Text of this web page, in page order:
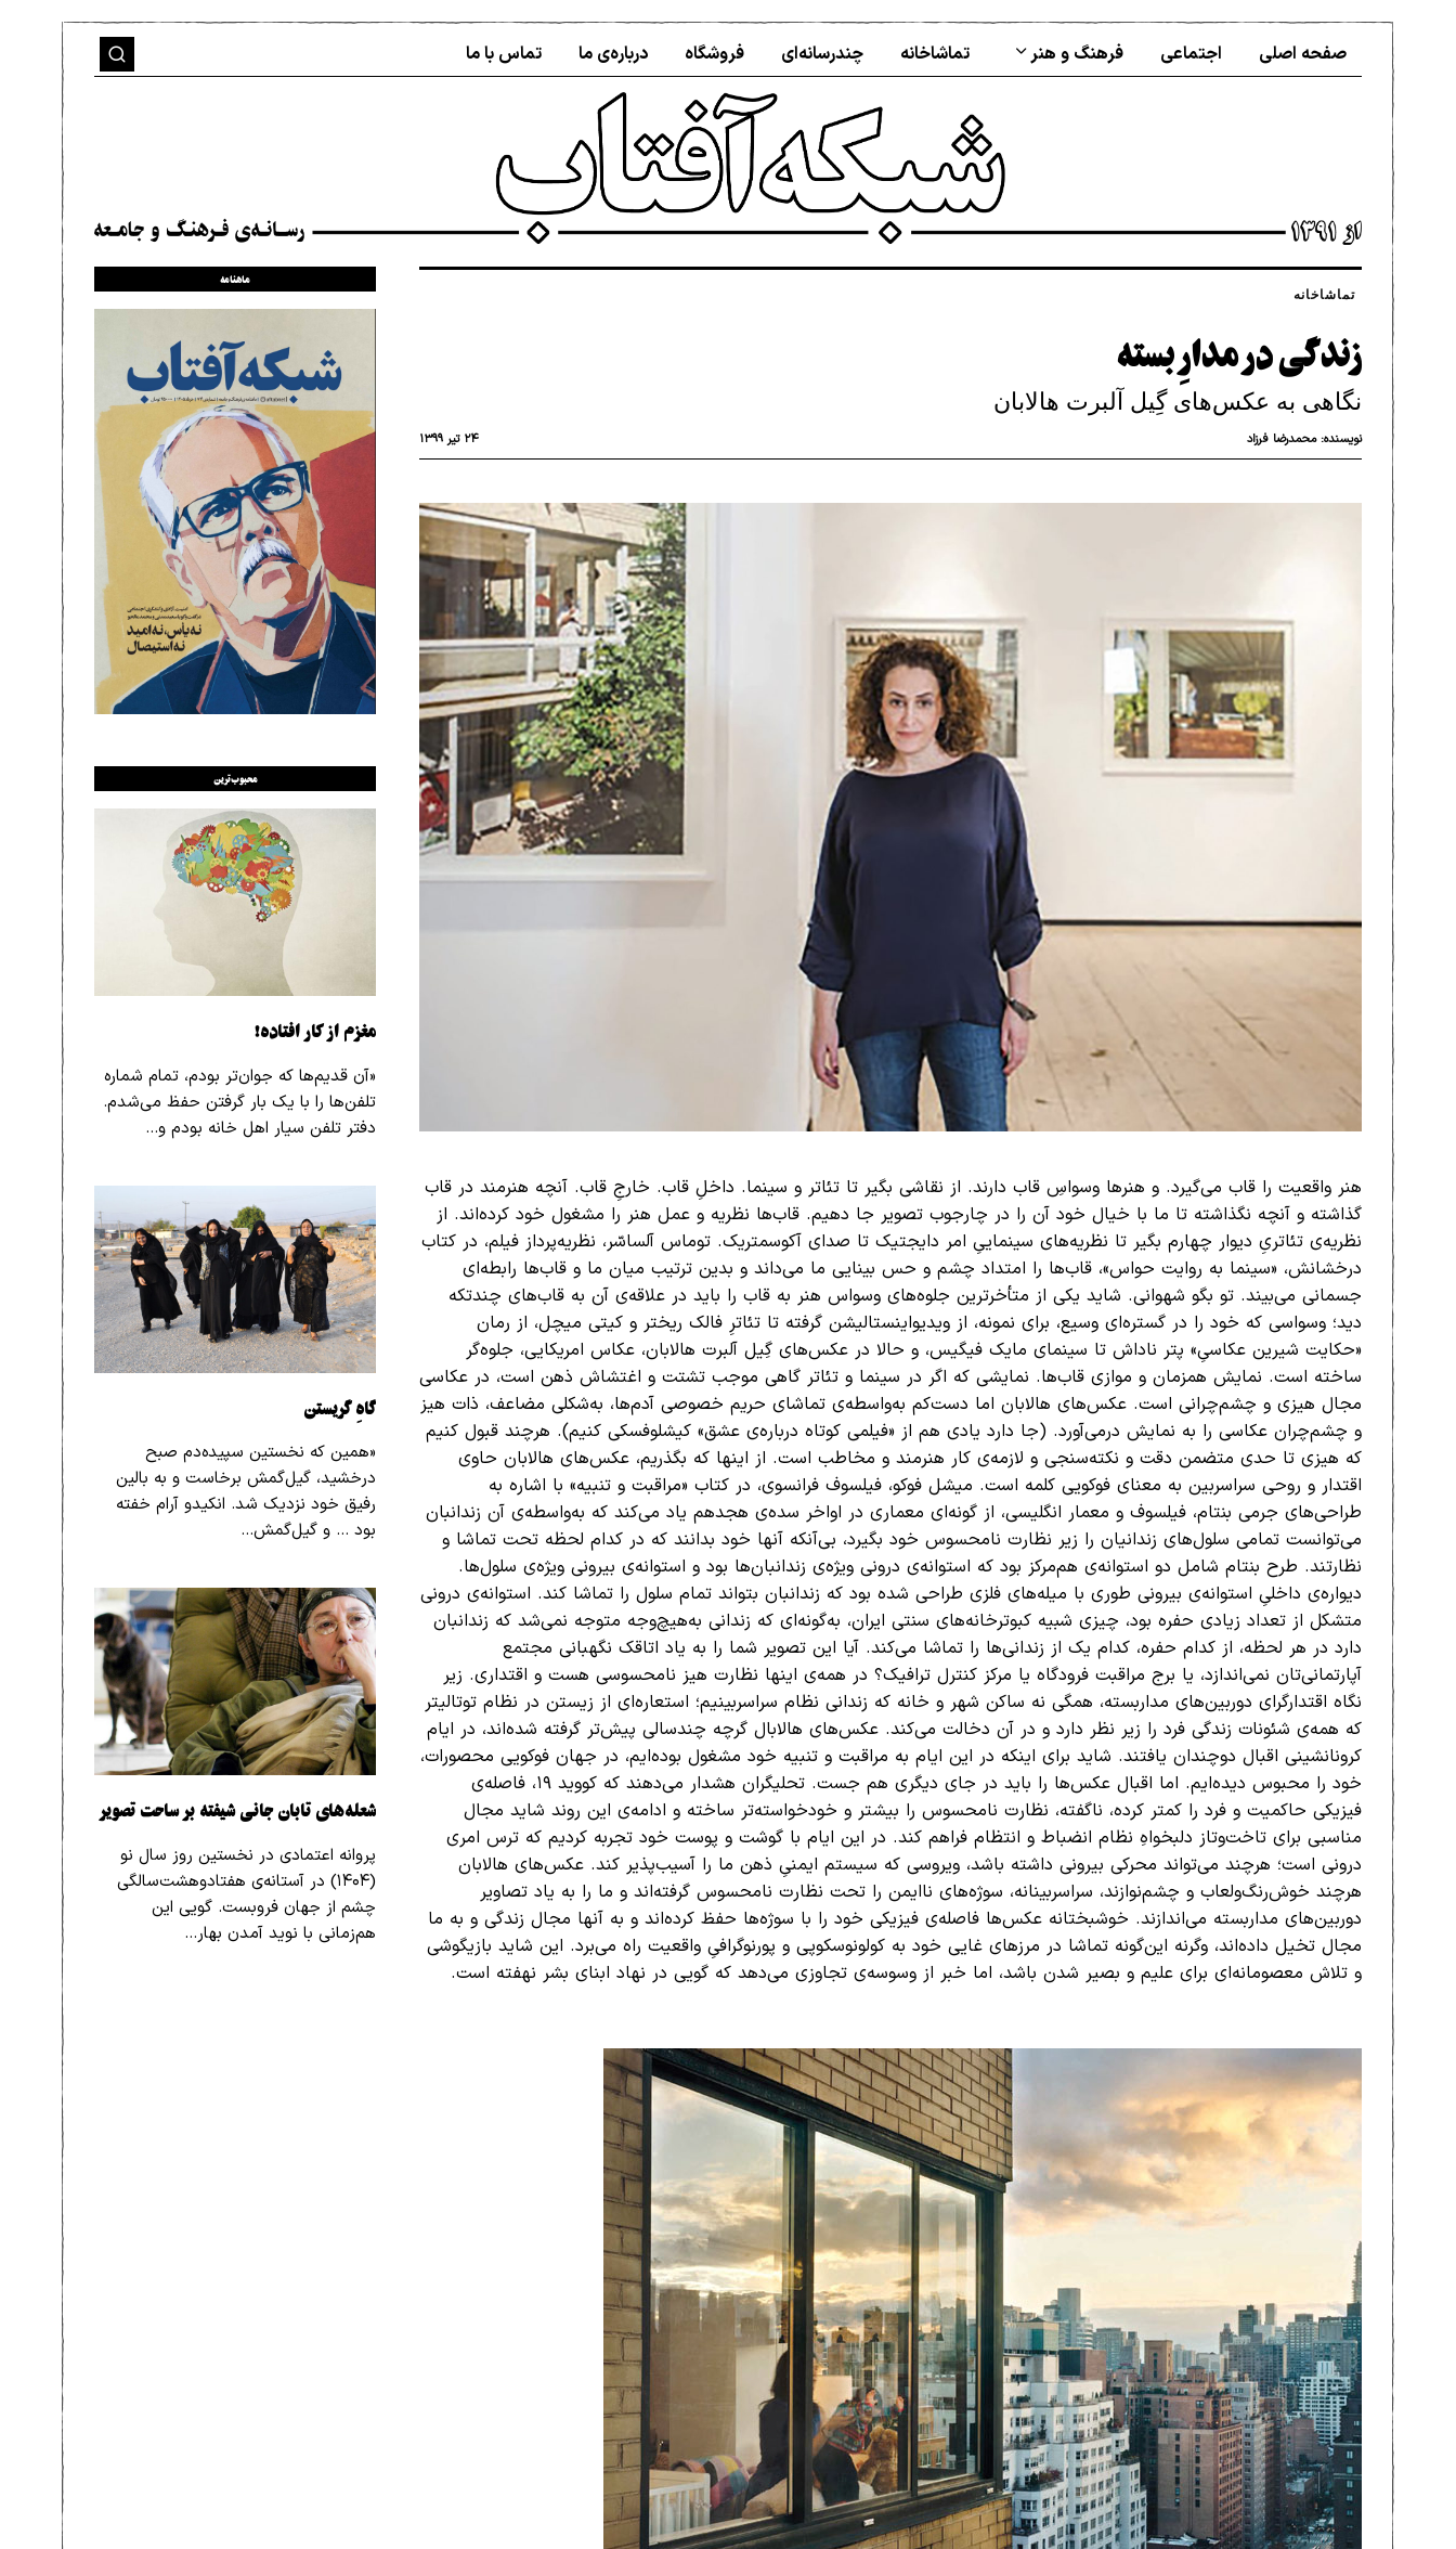
صفحه اصلی اجتماعی فرهنگ و هنر تماشاخانه چندرسانه‌ای فروشگاه درباره‌ی ما تماس با ما
تماشاخانه
زندگی در مدارِ بسته
نگاهی به عکس‌های گِیل آلبرت هالابان
نویسنده:محمدرضا فرزاد ۲۴ تیر ۱۳۹۹
هنر واقعیت را قاب می‌گیرد. و هنرها وسواسِ قاب دارند. از نقاشی بگیر تا تئاتر و سینما. داخلِ قاب. خارجِ قاب. آنچه هنرمند در قاب
گذاشته و آنچه نگذاشته تا ما با خیال خود آن را در چارجوب تصویر جا دهیم. قاب‌ها نظریه و عمل هنر را مشغول خود کرده‌اند. از
نظریه‌ی تئاتریِ دیوار چهارم بگیر تا نظریه‌های سینماییِ امر دایجتیک تا صدای آکوسمتریک. توماس آلساسّر، نظریه‌پرداز فیلم، در کتاب
درخشانش، «سینما به روایت حواس»، قاب‌ها را امتداد چشم و حس بینایی ما می‌داند و بدین ترتیب میان ما و قاب‌ها رابطه‌ای
جسمانی می‌بیند. تو بگو شهوانی. شاید یکی از متأخرترین جلوه‌های وسواس هنر به قاب را باید در علاقه‌ی آن به قاب‌های چندتکه
دید؛ وسواسی که خود را در گستره‌ای وسیع، برای نمونه، از ویدیواینستالیشن گرفته تا تئاترِ فالک ریختر و کیتی میچل، از رمان
«حکایت شیرین عکاسیِ» پتر ناداش تا سینمای مایک فیگیس، و حالا در عکس‌های گِیل آلبرت هالابان، عکاس امریکایی، جلوه‌‌گر
ساخته است. نمایش همزمان و موازی قاب‌ها. نمایشی که اگر در سینما و تئاتر گاهی موجب تشتت و اغتشاش ذهن است، در عکاسی
مجال هیزی و چشم‌چرانی است. عکس‌های هالابان اما دست‌کم به‌واسطه‌ی تماشای حریم خصوصی آدم‌ها، به‌شکلی مضاعف، ذات هیز
و چشم‌چران عکاسی را به نمایش در‌می‌آورد. (جا دارد یادی هم از «فیلمی کوتاه درباره‌ی عشق» کیشلوفسکی کنیم). هرچند قبول کنیم
که هیزی تا حدی متضمن دقت و نکته‌سنجی و لازمه‌ی کار هنرمند و مخاطب است. از اینها که بگذریم، عکس‌های هالابان حاوی
اقتدار و روحی سراسربین به معنای فوکویی کلمه است. میشل فوکو، فیلسوف فرانسوی، در کتاب «مراقبت و تنبیه» با اشاره به
طراحی‌های جرمی بنتام، فیلسوف و معمار انگلیسی، از گونه‌ای معماری در اواخر سده‌ی هجدهم یاد می‌کند که به‌واسطه‌ی آن زندانبان
می‌توانست تمامی سلول‌های زندانیان را زیر نظارت نامحسوس خود بگیرد، بی‌آنکه آنها خود بدانند که در کدام لحظه تحت تماشا و
نظارتند. طرح بنتام شامل دو استوانه‌ی هم‌مرکز بود که استوانه‌ی درونی ویژه‌ی زندانبان‌ها بود و استوانه‌ی بیرونی ویژه‌ی سلول‌ها.
دیواره‌ی داخلیِ استوانه‌ی بیرونی طوری با میله‌های فلزی طراحی شده بود که زندانبان بتواند تمام سلول را تماشا کند. استوانه‌ی درونی
متشکل از تعداد زیادی حفره بود، چیزی شبیه کبوترخانه‌های سنتی ایران، به‌گونه‌ای که زندانی به‌هیچ‌وجه متوجه نمی‌شد که زندانبان
دارد در هر لحظه، از کدام حفره، کدام یک از زندانی‌ها را تماشا می‌کند. آیا این تصویر شما را به یاد اتاقک نگهبانی مجتمع
آپارتمانی‌تان نمی‌اندازد، یا برج مراقبت فرودگاه یا مرکز کنترل ترافیک؟ در همه‌ی اینها نظارت هیز نامحسوسی هست و اقتداری. زیر
نگاه اقتدارگرای دوربین‌های مداربسته، همگی نه ساکن شهر و خانه که زندانی نظام سراسربینیم؛ استعاره‌ای از زیستن در نظام توتالیتر
که همه‌ی شئونات زندگی فرد را زیر نظر دارد و در آن دخالت می‌کند. عکس‌های هالابال گرچه چندسالی پیش‌تر گرفته شده‌اند، در ایام
کرونانشینی اقبال دوچندان یافتند. شاید برای اینکه در این ایام به مراقبت و تنبیه خود مشغول بوده‌ایم، در جهان فوکویی محصورات،
خود را محبوس دیده‌ایم. اما اقبال عکس‌ها را باید در جای دیگری هم جست. تحلیگران هشدار می‌دهند که کووید ۱۹، فاصله‌ی
فیزیکی حاکمیت و فرد را کمتر کرده، ناگفته، نظارت نامحسوس را بیشتر و خودخواسته‌تر ساخته و ادامه‌ی این روند شاید مجال
مناسبی برای تاخت‌وتاز دلبخواهِ نظام انضباط و انتظام فراهم کند. در این ایام با گوشت و پوست خود تجربه کردیم که ترس امری
درونی است؛ هرچند می‌تواند محرکی بیرونی داشته باشد، ویروسی که سیستم ایمنیِ ذهن ما را آسیب‌پذیر کند. عکس‌های هالابان
هرچند خوش‌رنگ‌ولعاب و چشم‌نوازند، سراسربینانه، سوژه‌های ناایمن را تحت نظارت نامحسوس گرفته‌اند و ما را به یاد تصاویر
دوربین‌های مداربسته می‌اندازند. خوشبختانه عکس‌ها فاصله‌ی فیزیکی خود را با سوژه‌ها حفظ کرده‌اند و به آنها مجال زندگی و به ما
مجال تخیل داده‌اند، وگرنه این‌گونه تماشا در مرزهای غایی خود به کولونوسکوپی و پورنوگرافیِ واقعیت راه می‌برد. این شاید بازیگوشی
و تلاش معصومانه‌ای برای علیم و بصیر شدن باشد، اما خبر از وسوسه‌ی تجاوزی می‌دهد که گویی در نهاد ابنای بشر نهفته است.
ماهنامه
محبوب‌ترین
مغزم از کار افتاده!
«آن قدیم‌ها که جوان‌تر بودم، تمام شماره
تلفن‌ها را با یک بار گرفتن حفظ می‌شدم.
دفتر تلفن سیار اهل خانه بودم و…
گاهِ گریستن
«همین که نخستین سپیده‌دم صبح
درخشید، گیل‌گمش برخاست و به بالین
رفیق خود نزدیک شد. انکیدو آرام خفته
بود … و گیل‌گمش…
شعله‌های تابان جانی شیفته بر ساحت تصویر
پروانه اعتمادی در نخستین روز سال نو
(۱۴۰۴) در آستانه‌ی هفتادوهشت‌سالگی
چشم از جهان فروبست. گویی این
هم‌زمانی با نوید آمدن بهار…